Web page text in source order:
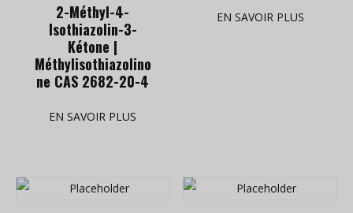
2-Méthyl-4-
Isothiazolin-3-
Kétone |
Méthylisothiazolino
ne CAS 2682-20-4
EN SAVOIR PLUS
EN SAVOIR PLUS